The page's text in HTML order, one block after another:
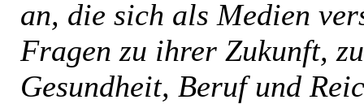
an, die sich als Medien
Fragen zu ihrer Zukunft,
Gesundheit, Beruf und